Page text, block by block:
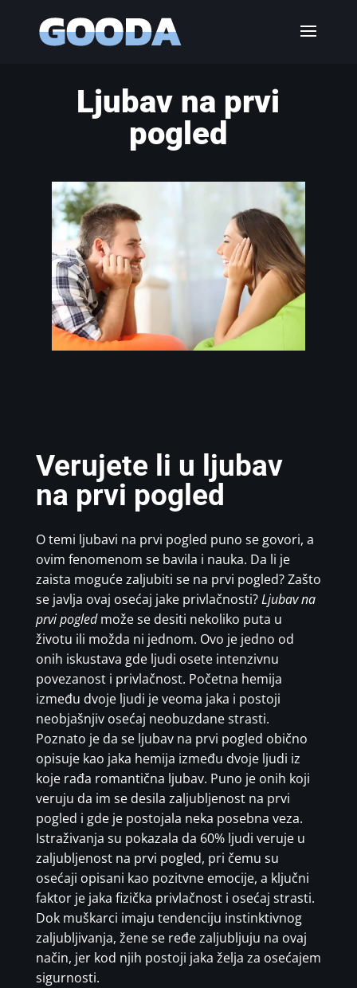
Ljubav na prvi
pogled
Verujete li u ljubav
na prvi pogled
O temi ljubavi na prvi pogled puno se govori, a
ovim fenomenom se bavila i nauka. Da li je
zaista moguće zaljubiti se na prvi pogled? Zašto
se javlja ovaj osećaj jake privlačnosti?Ljubav na
prvi pogledmože se desiti nekoliko puta u
životu ili možda ni jednom. Ovo je jedno od
onih iskustava gde ljudi osete intenzivnu
povezanost i privlačnost. Početna hemija
između dvoje ljudi je veoma jaka i postoji
neobjašnjiv osećaj neobuzdane strasti.
Poznato je da se ljubav na prvi pogled obično
opisuje kao jaka hemija između dvoje ljudi iz
koje rađa romantična ljubav. Puno je onih koji
veruju da im se desila zaljubljenost na prvi
pogled i gde je postojala neka posebna veza.
Istraživanja su pokazala da 60% ljudi veruje u
zaljubljenost na prvi pogled, pri čemu su
osećaji opisani kao pozitvne emocije, a ključni
faktor je jaka fizička privlačnost i osećaj strasti.
Dok muškarci imaju tendenciju instinktivnog
zaljubljivanja, žene se ređe zaljubljuju na ovaj
način, jer kod njih postoji jaka želja za osećajem
sigurnosti.